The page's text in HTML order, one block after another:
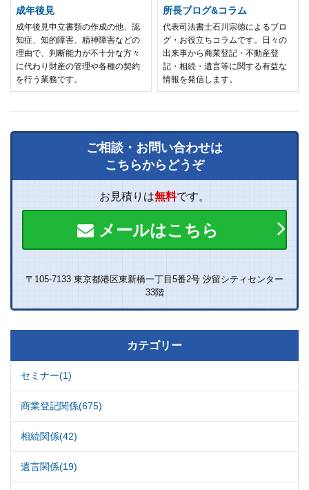
成年後見
成年後見申立書類の作成の他、認
知症、知的障害、精神障害などの
理由で、判断能力が不十分な方々
に代わり財産の管理や各種の契約
を行う業務です。
所長ブログ&コラム
代表司法書士石川宗徳によるブロ
グ・お役立ちコラムです。日々の
出来事から商業登記・不動産登
記・相続・遺言等に関する有益な
情報を発信します。
ご相談・お問い合わせは
こちらからどうぞ
お見積りは無料です。
メールはこちら
〒105-7133 東京都港区東新橋一丁目5番2号 汐留シティセンター
33階
カテゴリー
セミナー(1)
商業登記関係(675)
相続関係(42)
遺言関係(19)